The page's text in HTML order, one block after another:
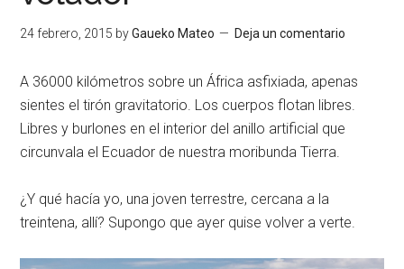
24 febrero, 2015 byGaueko Mateo Deja un comentario
A 36000 kilómetros sobre un África asfixiada, apenas
sientes el tirón gravitatorio. Los cuerpos flotan libres.
Libres y burlones en el interior del anillo artificial que
circunvala el Ecuador de nuestra moribunda Tierra.
¿Y qué hacía yo, una joven terrestre, cercana a la
treintena, allí? Supongo que ayer quise volver a verte.